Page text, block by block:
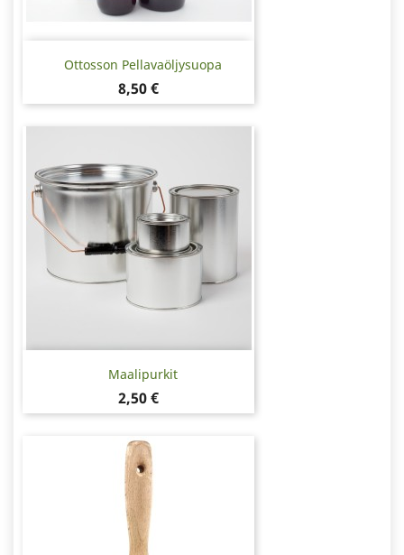
Ottosson Pellavaöljysuopa
Hinta
8,50 €
Maalipurkit
Hinta
2,50 €